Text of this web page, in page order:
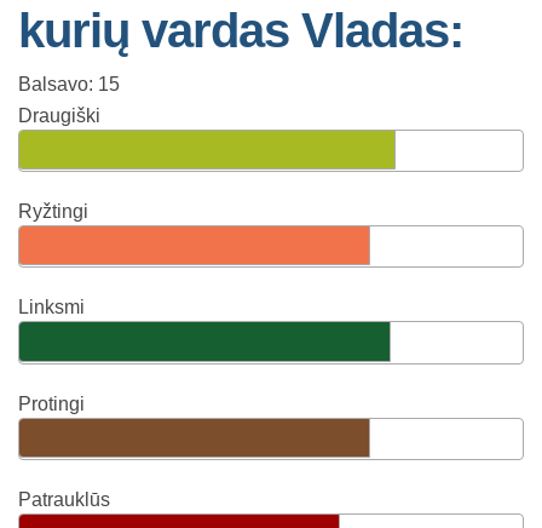
kurių vardas Vladas:
Balsavo: 15
Draugiški
Ryžtingi
Linksmi
Protingi
Patrauklūs